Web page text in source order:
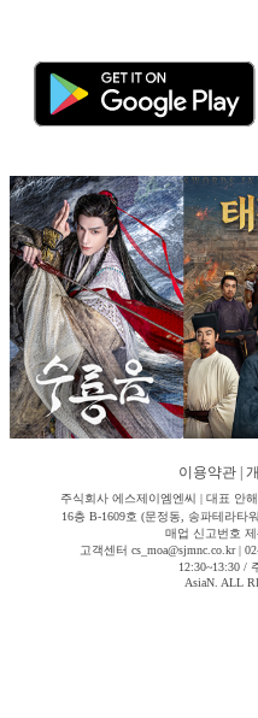
이용약관
주식회사 에스제이엠엔씨 | 대표 안
16층 B-1609호 (문정동, 송파테라타
매업 신고번호 제
고객센터 cs_moa@sjmnc.co.kr |
12:30~13:30 /
AsiaN. ALL